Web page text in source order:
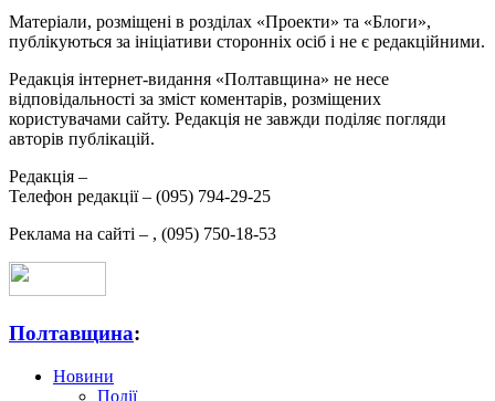
Матеріали, розміщені в розділах «Проекти» та «Блоги»,
публікуються за ініціативи сторонніх осіб і не є редакційними.
Редакція інтернет-видання «Полтавщина» не несе
відповідальності за зміст коментарів, розміщених
користувачами сайту. Редакція не завжди поділяє погляди
авторів публікацій.
Редакція –
Телефон редакції – (095) 794-29-25
Реклама на сайті – , (095) 750-18-53
Полтавщина:
Новини
Події